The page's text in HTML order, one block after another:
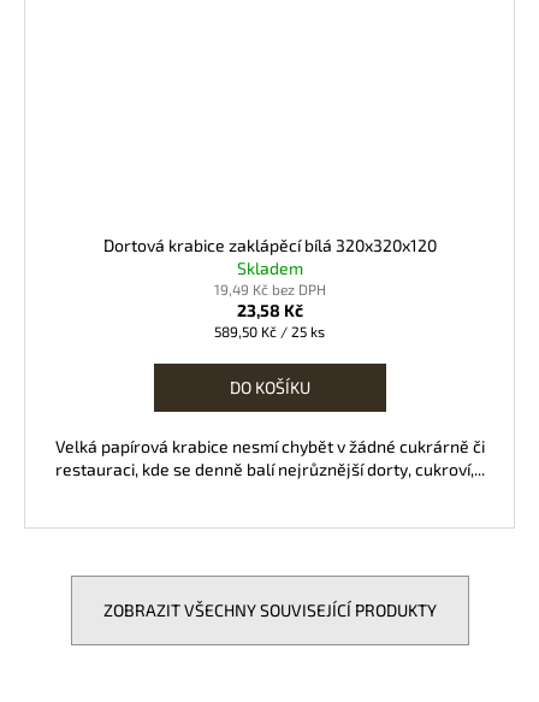
Dortová krabice zaklápěcí bílá 320x320x120
Skladem
19,49 Kč bez DPH
23,58 Kč
Měrná
589,50 Kč / 25 ks
DO KOŠÍKU
Velká papírová krabice nesmí chybět v žádné cukrárně či
restauraci, kde se denně balí nejrůznější dorty, cukroví,...
ZOBRAZIT VŠECHNY SOUVISEJÍCÍ PRODUKTY